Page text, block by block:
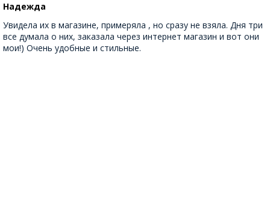
Надежда
Увидела их в магазине, примеряла , но сразу не взяла. Дня три
все думала о них, заказала через интернет магазин и вот они
мои!) Очень удобные и стильные.